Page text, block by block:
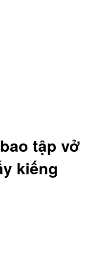
tập vở
kiếng